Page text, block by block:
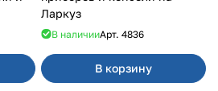
Ларкуз
В наличииАрт. 4836
В корзину